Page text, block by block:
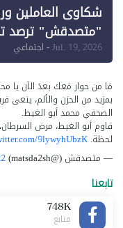
شكاوى العاملين
"متصدقش" ترصد
للإعلام"
Jul. 19, 2026- اجتماعي
مَا من حوار مَعك بعدَ الآن يا
بمزيد من الحزن والألم،
الصحفي محمد أبو الغيط.
قاوم أبو الغيط، مرض
لحظة. 9lywyhUbzK
— متصدقش (@matsda2sh)
تابعنا
748K
متابع